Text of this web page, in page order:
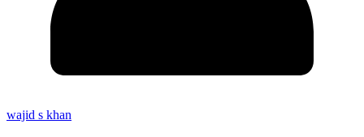
wajid s khan